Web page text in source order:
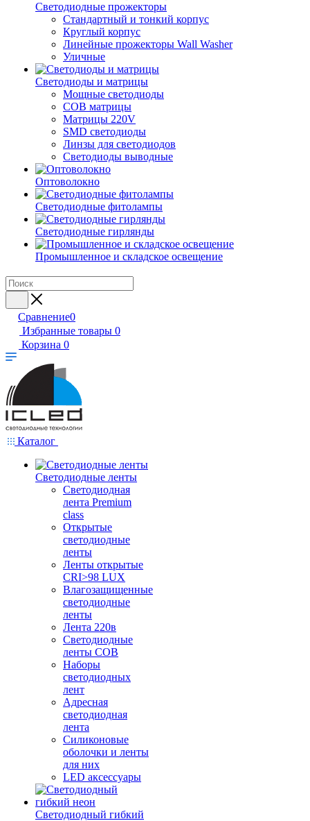
Светодиодные прожекторы
Стандартный и тонкий корпус
Круглый корпус
Линейные прожекторы Wall Washer
Уличные
Светодиоды и матрицы
Мощные светодиоды
COB матрицы
Матрицы 220V
SMD светодиоды
Линзы для светодиодов
Светодиоды выводные
Оптоволокно
Светодиодные фитолампы
Светодиодные гирлянды
Промышленное и складское освещение
Сравнение0
Избранные товары 0
Корзина 0
Каталог
Светодиодные ленты
Светодиодная
лента Premium
class
Открытые
светодиодные
ленты
Ленты открытые
CRI>98 LUX
Влагозащищенные
светодиодные
ленты
Лента 220в
Светодиодные
ленты COB
Наборы
светодиодных
лент
Адресная
светодиодная
лента
Силиконовые
оболочки и ленты
для них
LED аксессуары
Светодиодный гибкий